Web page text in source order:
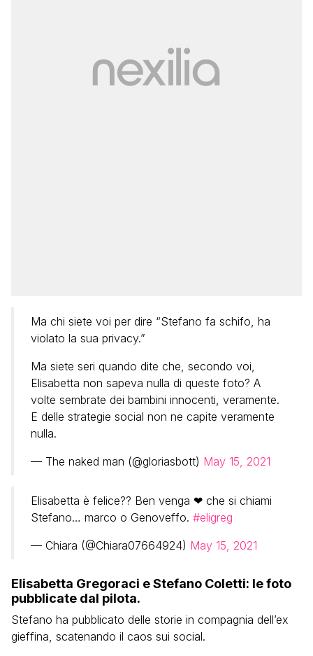
Ma chi siete voi per dire “Stefano fa schifo, ha
violato la sua privacy.”
Ma siete seri quando dite che, secondo voi,
Elisabetta non sapeva nulla di queste foto? A
volte sembrate dei bambini innocenti, veramente.
E delle strategie social non ne capite veramente
nulla.
— The naked man (@gloriasbott) May 15, 2021
Elisabetta è felice?? Ben venga ❤ che si chiami
Stefano… marco o Genoveffo. #eligreg
— Chiara (@Chiara07664924) May 15, 2021
Elisabetta Gregoraci e Stefano Coletti: le foto
pubblicate dal pilota.
Stefano ha pubblicato delle storie in compagnia dell’ex
gieffina, scatenando il caos sui social.